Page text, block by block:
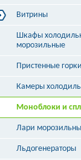
Витрины
Витрины
Витрины
Витрины
Витрины
Витрины
Шкафы
морозильные
Пристенные горки
Камеры
Моноблоки и
Лари
Льдогенераторы